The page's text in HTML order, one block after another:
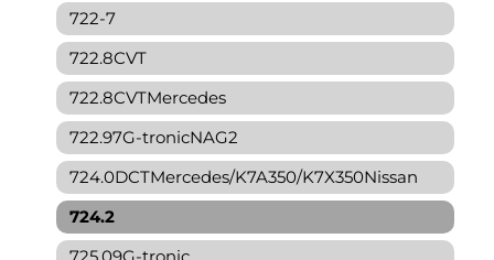
722-7
722.8CVT
722.8CVTMercedes
722.97G-tronicNAG2
724.0DCTMercedes/K7A350/K7X350Nissan
724.2